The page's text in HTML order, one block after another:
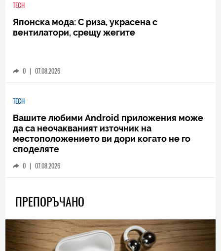
TECH
Японска мода: С риза, украсена с
вентилатори, срещу жегите
0 | 07.08.2026
TECH
Вашите любими Android приложения може
да са неочакваният източник на
местоположението ви дори когато не го
споделяте
0 | 07.08.2026
ПРЕПОРЪЧАНО